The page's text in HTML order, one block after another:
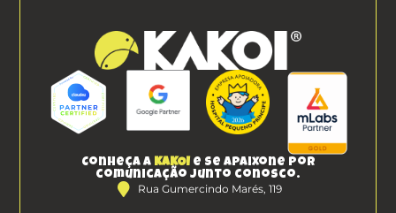
Conheça a KAKOI e se apaixone por
comunicação junto conosco.
Rua Gumercindo Marés, 119